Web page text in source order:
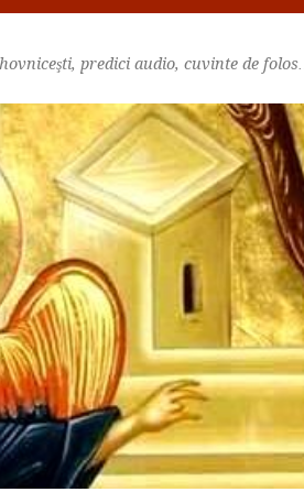
predici audio, cuvinte de folos…